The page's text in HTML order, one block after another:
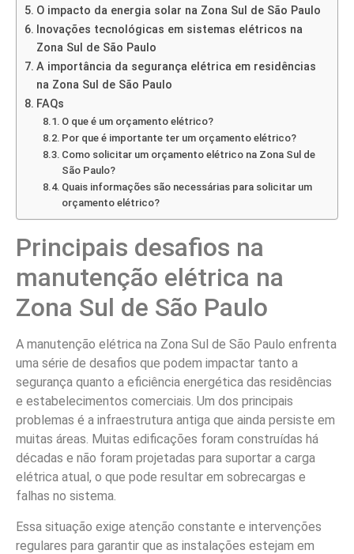
O impacto da energia solar na Zona Sul de São Paulo
Inovações tecnológicas em sistemas elétricos na
Zona Sul de São Paulo
A importância da segurança elétrica em residências
na Zona Sul de São Paulo
FAQs
O que é um orçamento elétrico?
Por que é importante ter um orçamento elétrico?
Como solicitar um orçamento elétrico na Zona Sul de
São Paulo?
Quais informações são necessárias para solicitar um
orçamento elétrico?
Principais desafios na
manutenção elétrica na
Zona Sul de São Paulo
A manutenção elétrica na Zona Sul de São Paulo enfrenta
uma série de desafios que podem impactar tanto a
segurança quanto a eficiência energética das residências
e estabelecimentos comerciais. Um dos principais
problemas é a infraestrutura antiga que ainda persiste em
muitas áreas. Muitas edificações foram construídas há
décadas e não foram projetadas para suportar a carga
elétrica atual, o que pode resultar em sobrecargas e
falhas no sistema.
Essa situação exige atenção constante e intervenções
regulares para garantir que as instalações estejam em